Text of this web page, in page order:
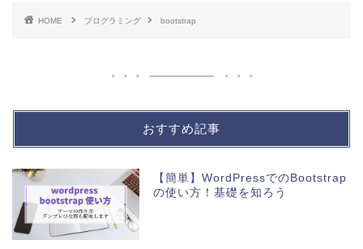
HOME プログラミング bootstrap
おすすめ記事
【簡単】WordPressでのBootstrap
の使い方！基礎を知ろう